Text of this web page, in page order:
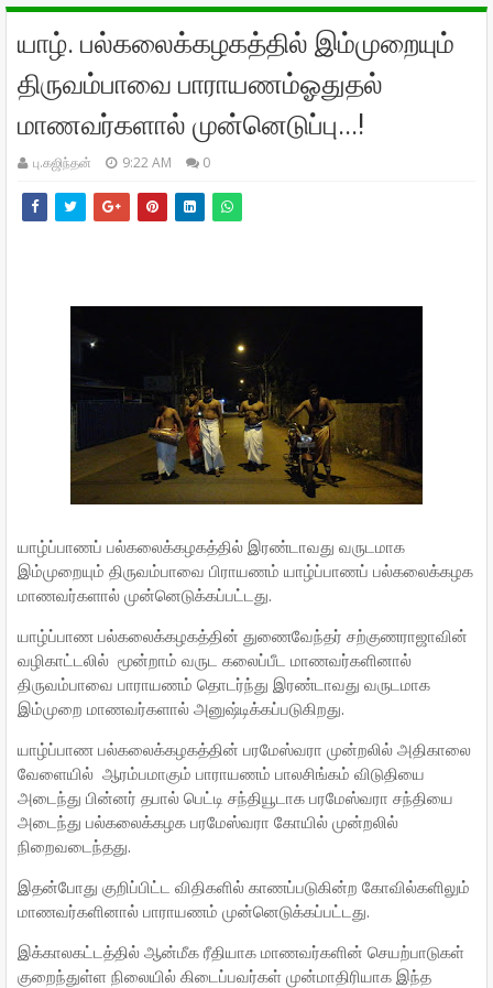
யாழ். பல்கலைக்கழகத்தில் இம்முறையும்
திருவம்பாவை பாராயணம்ஓதுதல்
மாணவர்களால் முன்னெடுப்பு...!
பு.கஜிந்தன் 9:22 AM 0
யாழ்ப்பாணப் பல்கலைக்கழகத்தில் இரண்டாவது வருடமாக
இம்முறையும் திருவம்பாவை பிராயணம் யாழ்ப்பாணப் பல்கலைக்கழக
மாணவர்களால் முன்னெடுக்கப்பட்டது.
யாழ்ப்பாண பல்கலைக்கழகத்தின் துணைவேந்தர் சற்குணராஜாவின்
வழிகாட்டலில் மூன்றாம் வருட கலைப்பீட மாணவர்களினால்
திருவம்பாவை பாராயணம் தொடர்ந்து இரண்டாவது வருடமாக
இம்முறை மாணவர்களால் அனுஷ்டிக்கப்படுகிறது.
யாழ்ப்பாண பல்கலைக்கழகத்தின் பரமேஸ்வரா முன்றலில் அதிகாலை
வேளையில் ஆரம்பமாகும் பாராயணம் பாலசிங்கம் விடுதியை
அடைந்து பின்னர் தபால் பெட்டி சந்தியூடாக பரமேஸ்வரா சந்தியை
அடைந்து பல்கலைக்கழக பரமேஸ்வரா கோயில் முன்றலில்
நிறைவடைந்தது.
இதன்போது குறிப்பிட்ட விதிகளில் காணப்படுகின்ற கோவில்களிலும்
மாணவர்களினால் பாராயணம் முன்னெடுக்கப்பட்டது.
இக்காலகட்டத்தில் ஆன்மீக ரீதியாக மாணவர்களின் செயற்பாடுகள்
குறைந்துள்ள நிலையில் கிடைப்பவர்கள் முன்மாதிரியாக இந்த